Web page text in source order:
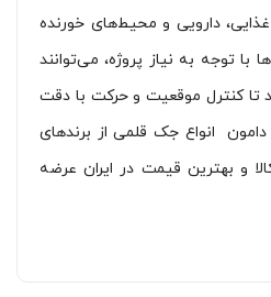
دارویی و محیط‌های خورنده
توجه به نیاز پروژه، می‌توانند
تا کنترل موقعیت و حرکت با دقت
انواع جک قلمی از برندهای
و بهترین قیمت در ایران عرضه